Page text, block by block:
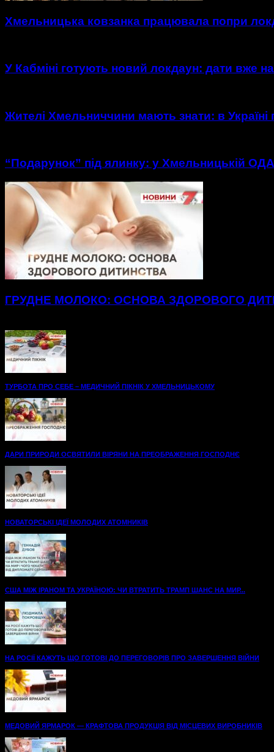
Хмельницька ковзанка працювала попри
У Кабміні готують новий локдаун: дати вже
Жителі Хмельниччини мають знати: в
“Подарунок” під ялинку: у Хмельницькій
ГРУДНЕ МОЛОКО: ОСНОВА ЗДОРОВОГО
ТУРБОТА ПРО СЕБЕ – МЕДИЧНИЙ ПІКНІК У ХМЕЛЬНИЦЬКОМУ
ДАРИ ПРИРОДИ ОСВЯТИЛИ ВІРЯНИ НА ПРЕОБРАЖЕННЯ ГОСПОДНЄ
НОВАТОРСЬКІ ІДЕЇ МОЛОДИХ АТОМНИКІВ
США МІЖ ІРАНОМ ТА УКРАЇНОЮ: ЧИ ВТРАТИТЬ ТРАМП ШАНС НА МИР...
НА РОСІЇ КАЖУТЬ ЩО ГОТОВІ ДО ПЕРЕГОВОРІВ ПРО ЗАВЕРШЕННЯ ВІЙНИ
МЕДОВИЙ ЯРМАРОК — КРАФТОВА ПРОДУКЦІЯ ВІД МІСЦЕВИХ ВИРОБНИКІВ